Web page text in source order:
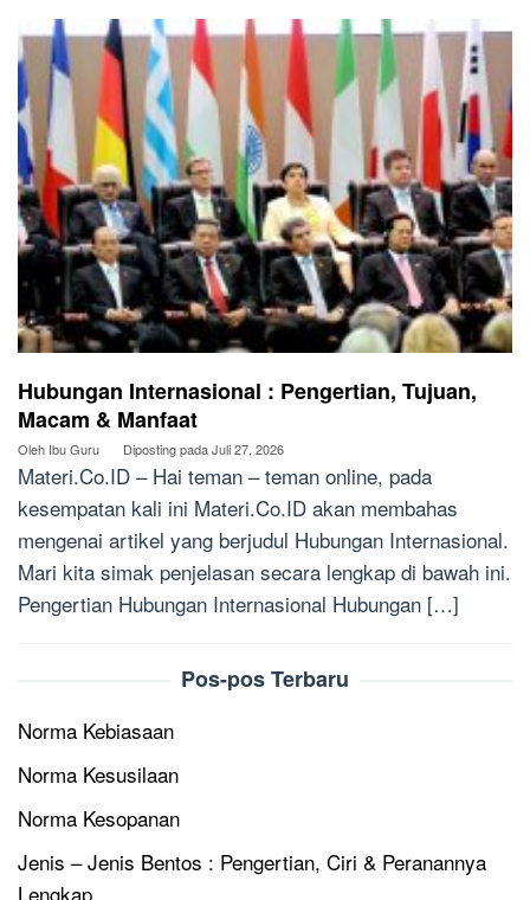
Hubungan Internasional : Pengertian, Tujuan,
Macam & Manfaat
Oleh Ibu Guru Diposting padaJuli 27, 2026
Materi.Co.ID – Hai teman – teman online, pada
kesempatan kali ini Materi.Co.ID akan membahas
mengenai artikel yang berjudul Hubungan Internasional.
Mari kita simak penjelasan secara lengkap di bawah ini.
Pengertian Hubungan Internasional Hubungan […]
Pos-pos Terbaru
Norma Kebiasaan
Norma Kesusilaan
Norma Kesopanan
Jenis – Jenis Bentos : Pengertian, Ciri & Peranannya
Lengkap